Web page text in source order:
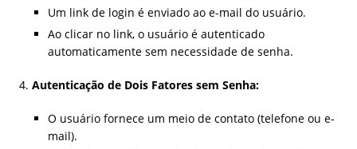
Um link de login é enviado ao e-mail do usuário.
Ao clicar no link, o usuário é autenticado
automaticamente sem necessidade de senha.
Autenticação de Dois Fatores sem Senha:
O usuário fornece um meio de contato (telefone ou e-
mail).